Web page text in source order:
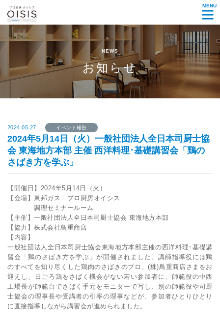
MENU
NEWS
お知らせ
2024.05.27 イベント報告
2024年5月14日（火）一般社団法人全日本司厨士協
会 東海地方本部 主催 西洋料理･基礎講習会「鶏の
さばき方を学ぶ」
【開催日】2024年5月14日（火）
【会場】東邦ガス プロ厨房オイシス
調理セミナールーム
【主催】一般社団法人全日本司厨士協会 東海地方本部
【協力】株式会社鳥重商店
【内容】
一般社団法人全日本司厨士協会東海地方本部主催の西洋料理･基礎講
習会「鶏のさばき方を学ぶ」が開催されました。講師指導役には鶏
のすべてを知り尽くした鶏肉のさばきのプロ、(株)鳥重商店さまをお
迎えし、日ごろ鶏をさばく機会がない若い参加者に、師範役の中西
工場長が師範台でさばく手元をモニターで写し、別の師範役や司厨
士協会の理事長や受講者の引率の理事などが、参加者ひとりひとり
に直接指導しながら講習会が進められました。